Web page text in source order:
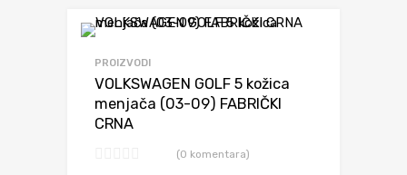
PROIZVODI
VOLKSWAGEN GOLF 5 kožica
menjača (03-09) FABRIČKI
CRNA
(0 komentara)